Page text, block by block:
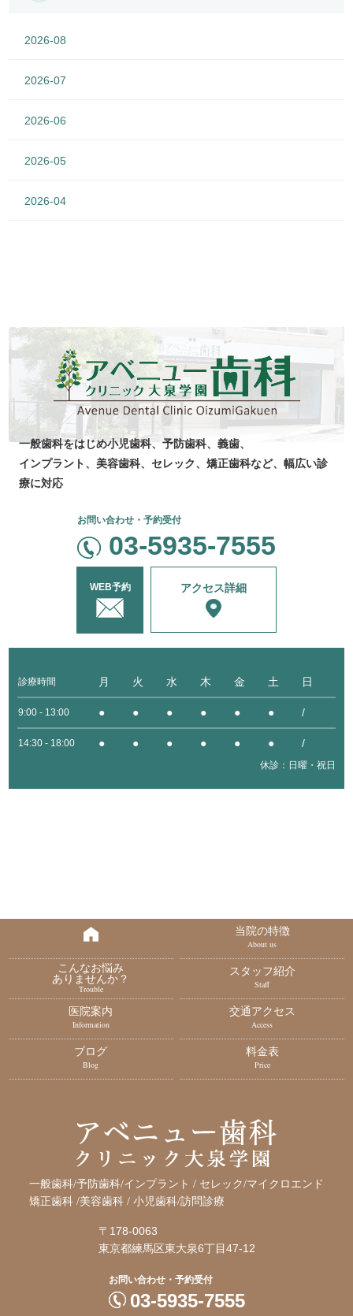
2026-08
2026-07
2026-06
2026-05
2026-04
一般歯科をはじめ小児歯科、 予防歯科、 義歯、
インプラント、美容歯科、セレック、 矯正歯科など、 幅広い診
療に対応
お問い合わせ・予約受付
03-5935-7555
WEB予約 アクセス詳細
診療時間 月 火 水 木 金 土 日
9:00 - 13:00 ● ● ● ● ● ● /
14:30 - 18:00 ● ● ● ● ● ● /
休診：日曜・祝日
当院の特徴
About us
こんなお悩み
ありませんか？
Trouble
スタッフ紹介
Staff
医院案内
Information
交通アクセス
Access
ブログ
Blog
料金表
Price
一般歯科/予防歯科/インプラント / セレック/マイクロエンド
矯正歯科 /美容歯科 / 小児歯科/訪問診療
〒178-0063
東京都練馬区東大泉6丁目47-12
お問い合わせ・予約受付
03-5935-7555